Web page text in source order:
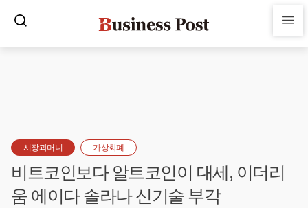
시장과머니 가상화폐
비트코인보다 알트코인이 대세, 이더리
움 에이다 솔라나 신기술 부각